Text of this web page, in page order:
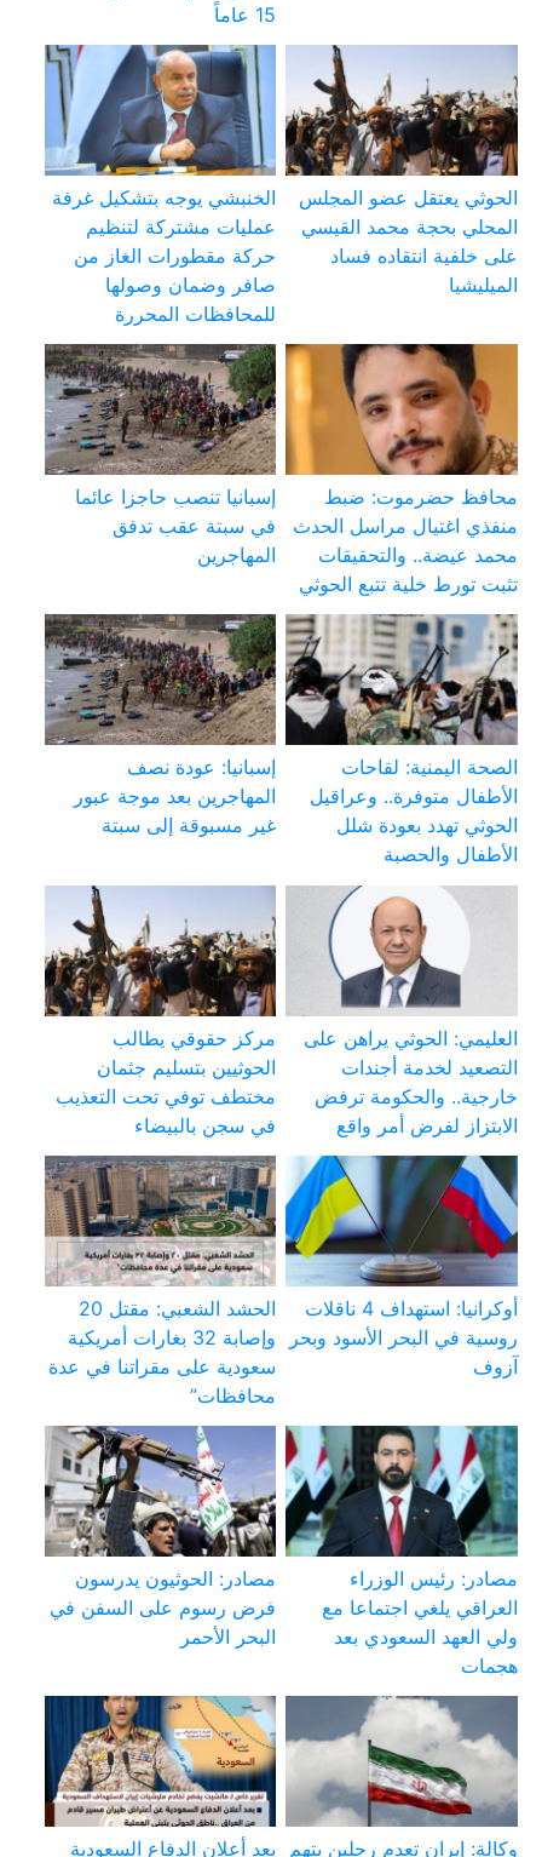
15 عاماً
الحوثي يعتقل عضو المجلس
المحلي بحجة محمد القيسي
على خلفية انتقاده فساد
الميليشيا
الخنبشي يوجه بتشكيل غرفة
عمليات مشتركة لتنظيم
حركة مقطورات الغاز من
صافر وضمان وصولها
للمحافظات المحررة
محافظ حضرموت: ضبط
منفذي اغتيال مراسل الحدث
محمد عيضة.. والتحقيقات
تثبت تورط خلية تتبع الحوثي
إسبانيا تنصب حاجزا عائما
في سبتة عقب تدفق
المهاجرين
الصحة اليمنية: لقاحات
الأطفال متوفرة.. وعراقيل
الحوثي تهدد بعودة شلل
الأطفال والحصبة
إسبانيا: عودة نصف
المهاجرين بعد موجة عبور
غير مسبوقة إلى سبتة
العليمي: الحوثي يراهن على
التصعيد لخدمة أجندات
خارجية.. والحكومة ترفض
الابتزاز لفرض أمر واقع
مركز حقوقي يطالب
الحوثيين بتسليم جثمان
مختطف توفي تحت التعذيب
في سجن بالبيضاء
أوكرانيا: استهداف 4 ناقلات
روسية في البحر الأسود وبحر
آزوف
الحشد الشعبي: مقتل 20
وإصابة 32 بغارات أمريكية
سعودية على مقراتنا في عدة
محافظات”
مصادر: رئيس الوزراء
العراقي يلغي اجتماعا مع
ولي العهد السعودي بعد
هجمات
مصادر: الحوثيون يدرسون
فرض رسوم على السفن في
البحر الأحمر
وكالة: إيران تعدم رجلين بتهم بعد أعلان الدفاع السعودية